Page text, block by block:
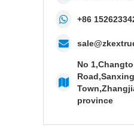
+86
No
province